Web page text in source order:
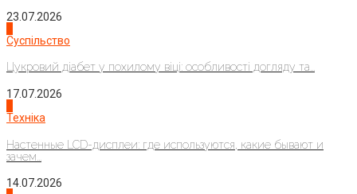
23.07.2026
Суспільство
Цукровий діабет у похилому віці: особливості догляду та...
17.07.2026
Техніка
Настенные LCD-дисплеи: где используются, какие бывают и
зачем...
14.07.2026